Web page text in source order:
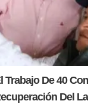
Trabajo De 40
Del